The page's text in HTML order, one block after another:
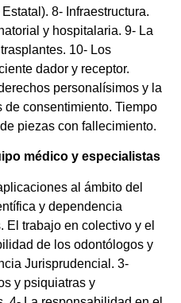
8- Infraestructura.
y hospitalaria. 9- La
10- Los
dador y receptor.
personalísimos y la
consentimiento. Tiempo
piezas con fallecimiento.
médico y especialistas
al ámbito del
y dependencia
trabajo en colectivo y el
de los odontólogos y
Jurisprudencial. 3-
y psiquiatras y